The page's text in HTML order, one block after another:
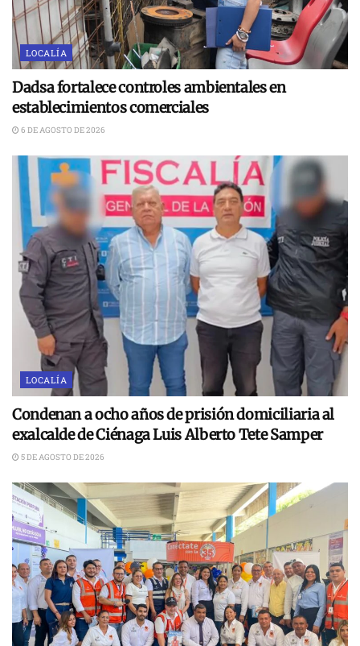
LOCALÍA
Dadsa fortalece controles ambientales en
establecimientos comerciales
6 DE AGOSTO DE 2026
LOCALÍA
Condenan a ocho años de prisión domiciliaria al
exalcalde de Ciénaga Luis Alberto Tete Samper
5 DE AGOSTO DE 2026